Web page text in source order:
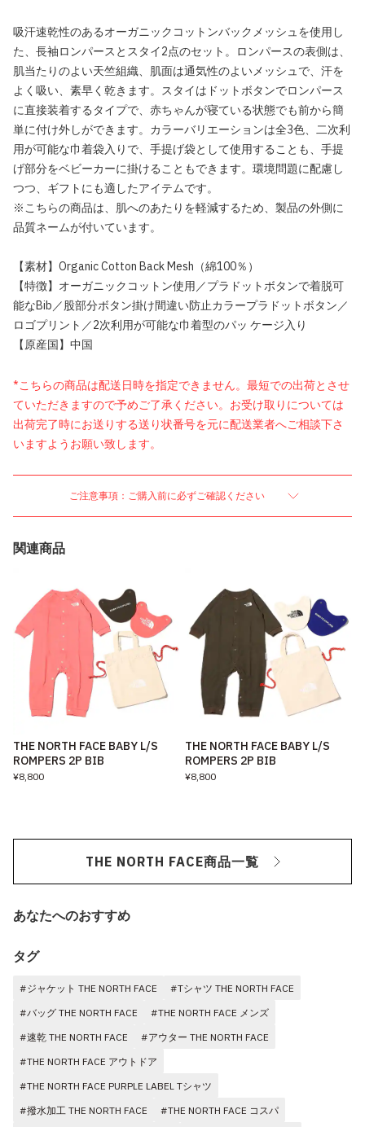
吸汗速乾性のあるオーガニックコットンバックメッシュを使用し
た、長袖ロンパースとスタイ2点のセット。ロンパースの表側は、
肌当たりのよい天竺組織、肌面は通気性のよいメッシュで、汗を
よく吸い、素早く乾きます。スタイはドットボタンでロンパース
に直接装着するタイプで、赤ちゃんが寝ている状態でも前から簡
単に付け外しができます。カラーバリエーションは全3色、二次利
用が可能な巾着袋入りで、手提げ袋として使用することも、手提
げ部分をベビーカーに掛けることもできます。環境問題に配慮し
つつ、ギフトにも適したアイテムです。
※こちらの商品は、肌へのあたりを軽減するため、製品の外側に
品質ネームが付いています。
【素材】Organic Cotton Back Mesh（綿100％）
【特徴】オーガニックコットン使用／プラドットボタンで着脱可
能なBib／股部分ボタン掛け間違い防止カラープラドットボタン／
ロゴプリント／2次利用が可能な巾着型のパッ ケージ入り
【原産国】中国
*こちらの商品は配送日時を指定できません。最短での出荷とさせ
ていただきますので予めご了承ください。お受け取りについては
出荷完了時にお送りする送り状番号を元に配送業者へご相談下さ
いますようお願い致します。
ご注意事項：ご購入前に必ずご確認ください
関連商品
THE NORTH FACE BABY L/S
ROMPERS 2P BIB
¥8,800
THE NORTH FACE BABY L/S
ROMPERS 2P BIB
¥8,800
THE NORTH FACE商品一覧
あなたへのおすすめ
タグ
#ジャケット THE NORTH FACE
#Tシャツ THE NORTH FACE
#バッグ THE NORTH FACE
#THE NORTH FACE メンズ
#速乾 THE NORTH FACE
#アウター THE NORTH FACE
#THE NORTH FACE アウトドア
#THE NORTH FACE PURPLE LABEL Tシャツ
#撥水加工 THE NORTH FACE
#THE NORTH FACE コスパ